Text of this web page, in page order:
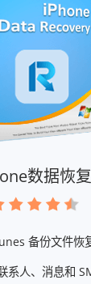
数据恢复
备份文件恢
系人、消息和